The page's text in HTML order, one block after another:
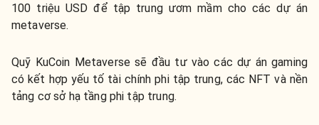
100 triệu USD để tập trung ươm mầm cho các dự án
metaverse.
Quỹ KuCoin Metaverse sẽ đầu tư vào các dự án gaming
có kết hợp yếu tố tài chính phi tập trung, các NFT và nền
tảng cơ sở hạ tầng phi tập trung.